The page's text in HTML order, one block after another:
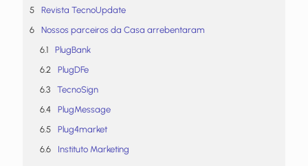
Revista TecnoUpdate
Nossos parceiros da Casa arrebentaram
PlugBank
PlugDFe
TecnoSign
PlugMessage
Plug4market
Instituto Marketing